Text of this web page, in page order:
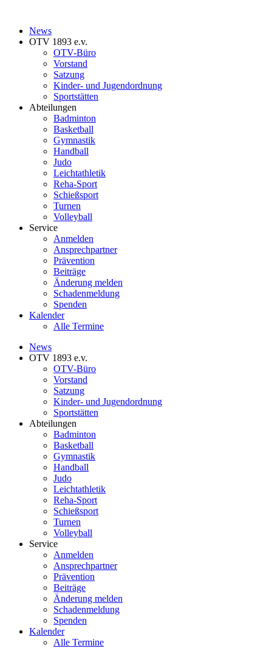
News
OTV 1893 e.v.
OTV-Büro
Vorstand
Satzung
Kinder- und Jugendordnung
Sportstätten
Abteilungen
Badminton
Basketball
Gymnastik
Handball
Judo
Leichtathletik
Reha-Sport
Schießsport
Turnen
Volleyball
Service
Anmelden
Ansprechpartner
Prävention
Beiträge
Änderung melden
Schadenmeldung
Spenden
Kalender
Alle Termine
News
OTV 1893 e.v.
OTV-Büro
Vorstand
Satzung
Kinder- und Jugendordnung
Sportstätten
Abteilungen
Badminton
Basketball
Gymnastik
Handball
Judo
Leichtathletik
Reha-Sport
Schießsport
Turnen
Volleyball
Service
Anmelden
Ansprechpartner
Prävention
Beiträge
Änderung melden
Schadenmeldung
Spenden
Kalender
Alle Termine